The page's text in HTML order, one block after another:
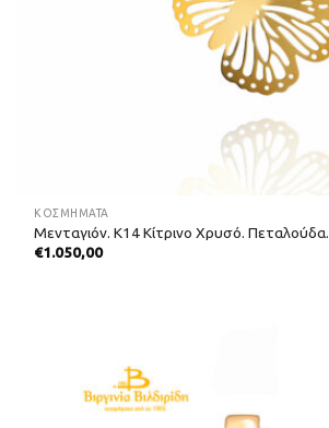
ΚΟΣΜΗΜΑΤΑ
Μενταγιόν. Κ14 Κίτρινο Χρυσό. Πεταλούδα.
€1.050,00